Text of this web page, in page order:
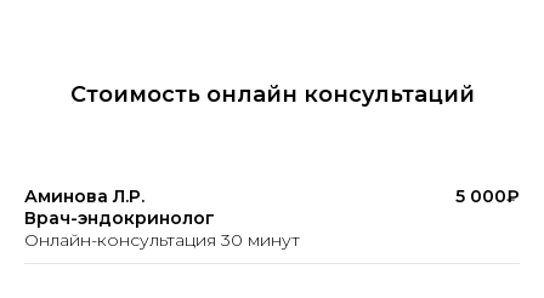
Стоимость онлайн консультаций
Аминова Л.Р.
Врач-эндокринолог
Онлайн-консультация 30 минут
5 000₽